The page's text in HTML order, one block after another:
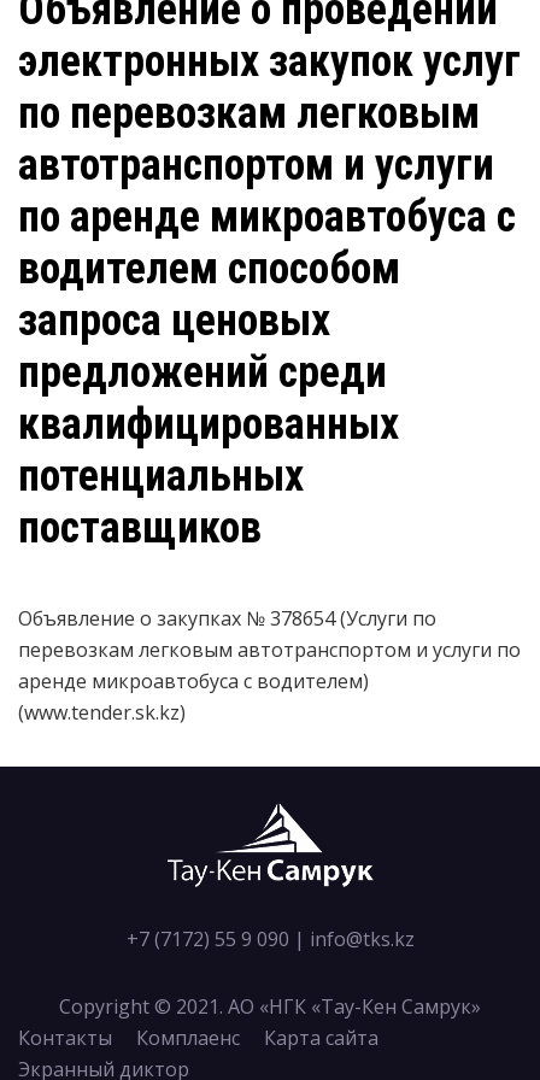
электронных закупок услуг
по перевозкам легковым
автотранспортом и услуги
по аренде микроавтобуса с
водителем способом
запроса ценовых
предложений среди
квалифицированных
потенциальных
поставщиков
Объявление о закупках № 378654 (Услуги по
перевозкам легковым автотранспортом и услуги по
аренде микроавтобуса с водителем)
(www.tender.sk.kz)
+7 (7172) 55 9 090 | info@tks.kz
Copyright © 2021. АО «НГК «Тау-Кен Самрук»
Контакты
Комплаенс
Карта сайта
Экранный диктор